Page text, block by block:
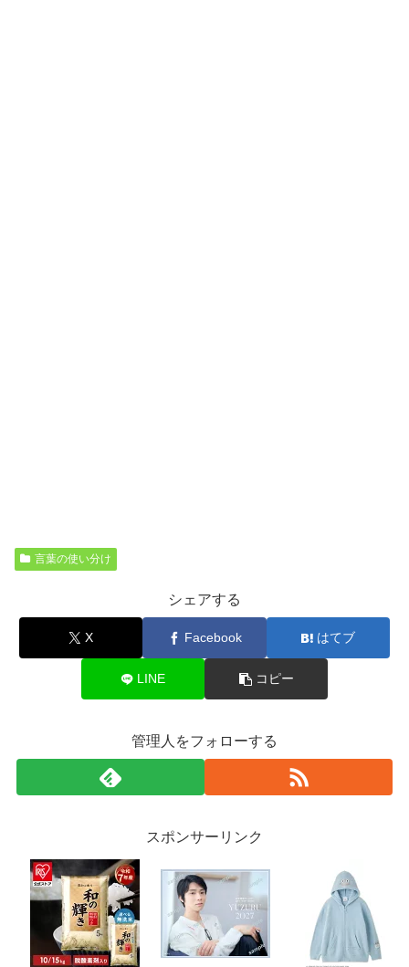
言葉の使い分け
シェアする
X Facebook はてブ
LINE コピー
管理人をフォローする
スポンサーリンク